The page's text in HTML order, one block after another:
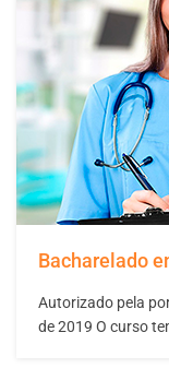
acompanhar…
Bacharelado
Autorizado pela
de 2019 O curso